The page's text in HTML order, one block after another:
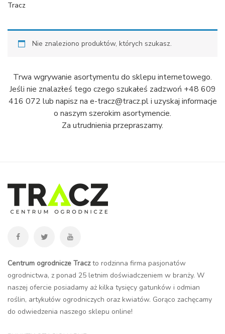
Tracz
Nie znaleziono produktów, których szukasz.
Trwa wgrywanie asortymentu do sklepu internetowego.
Jeśli nie znalazłeś tego czego szukałeś zadzwoń +48 609
416 072 lub napisz na e-tracz@tracz.pl i uzyskaj informacje
o naszym szerokim asortymencie.
Za utrudnienia przepraszamy.
Centrum ogrodnicze Traczto rodzinna firma pasjonatów
ogrodnictwa, z ponad 25 letnim doświadczeniem w branży. W
naszej ofercie posiadamy aż kilka tysięcy gatunków i odmian
roślin, artykułów ogrodniczych oraz kwiatów. Gorąco zachęcamy
do odwiedzenia naszego sklepu online!